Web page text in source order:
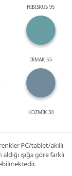
HİBİSKUS 95
IRMAK 55
KOZMİK 30
PC/tablet/akıllı
ışığa göre farklı